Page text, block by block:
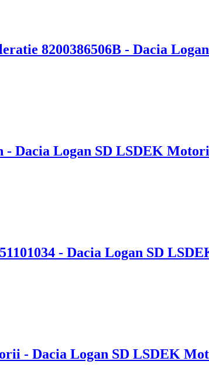
8200386506B - Dacia
Dacia Logan SD LSDEK
- Dacia Logan SD
- Dacia Logan SD LSDEK